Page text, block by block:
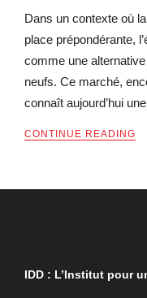
Dans un contexte où
place prépondérante,
comme une
neufs. Ce marché,
connaît aujourd’hui
CONTINUE READING
IDD : L’Institut pour